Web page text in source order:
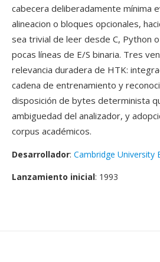
cabecera deliberadamente mínima
alineacion o bloques opcionales,
sea trivial de leer desde C, Python
pocas líneas de E/S binaria. Tres
relevancia duradera de HTK:
cadena de entrenamiento y
disposición de bytes determinista
ambiguedad del analizador, y
corpus académicos.
Desarrollador: Cambridge University
Lanzamiento inicial: 1993